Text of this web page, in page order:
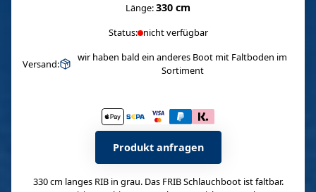
Länge:330 cm
Status: nicht verfügbar
Versand:
wir haben bald ein anderes Boot mit Faltboden im
Sortiment
Produkt anfragen
330 cm langes RIB in grau. Das FRIB Schlauchboot ist faltbar.